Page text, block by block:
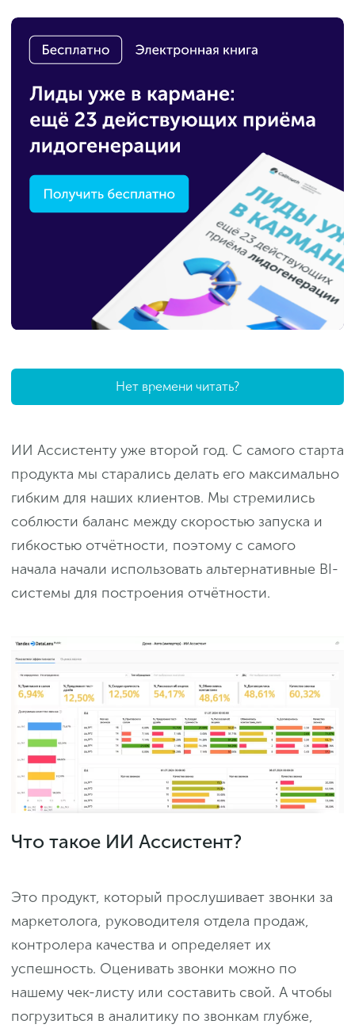
Нет времени читать?
ИИ Ассистенту уже второй год. С самого старта
продукта мы старались делать его максимально
гибким для наших клиентов. Мы стремились
соблюсти баланс между скоростью запуска и
гибкостью отчётности, поэтому с самого
начала начали использовать альтернативные BI-
системы для построения отчётности.
Что такое ИИ Ассистент?
Это продукт, который прослушивает звонки за
маркетолога, руководителя отдела продаж,
контролера качества и определяет их
успешность. Оценивать звонки можно по
нашему чек-листу или составить свой. А чтобы
погрузиться в аналитику по звонкам глубже,